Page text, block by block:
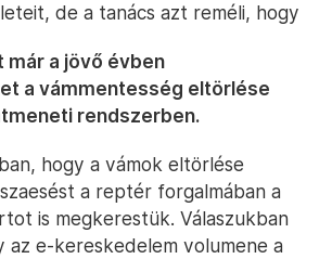
de a tanács azt reméli, hogy
már a jövő évben
a vámmentesség eltörlése
rendszerben.
hogy a vámok eltörlése
a reptér forgalmában a
is megkerestük. Válaszukban
az e-kereskedelem volumene a